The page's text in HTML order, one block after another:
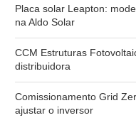
Placa solar Leapton:
na Aldo Solar
CCM Estruturas
distribuidora
Comissionamento Grid
ajustar o inversor